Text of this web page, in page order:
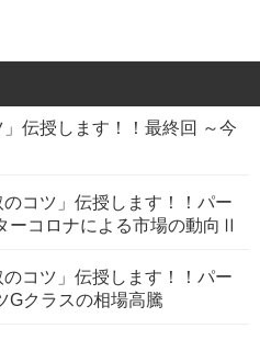
」伝授します！！最終回 ～今
コツ」伝授します！！パー
ーコロナによる市場の動向Ⅱ
コツ」伝授します！！パー
Gクラスの相場高騰